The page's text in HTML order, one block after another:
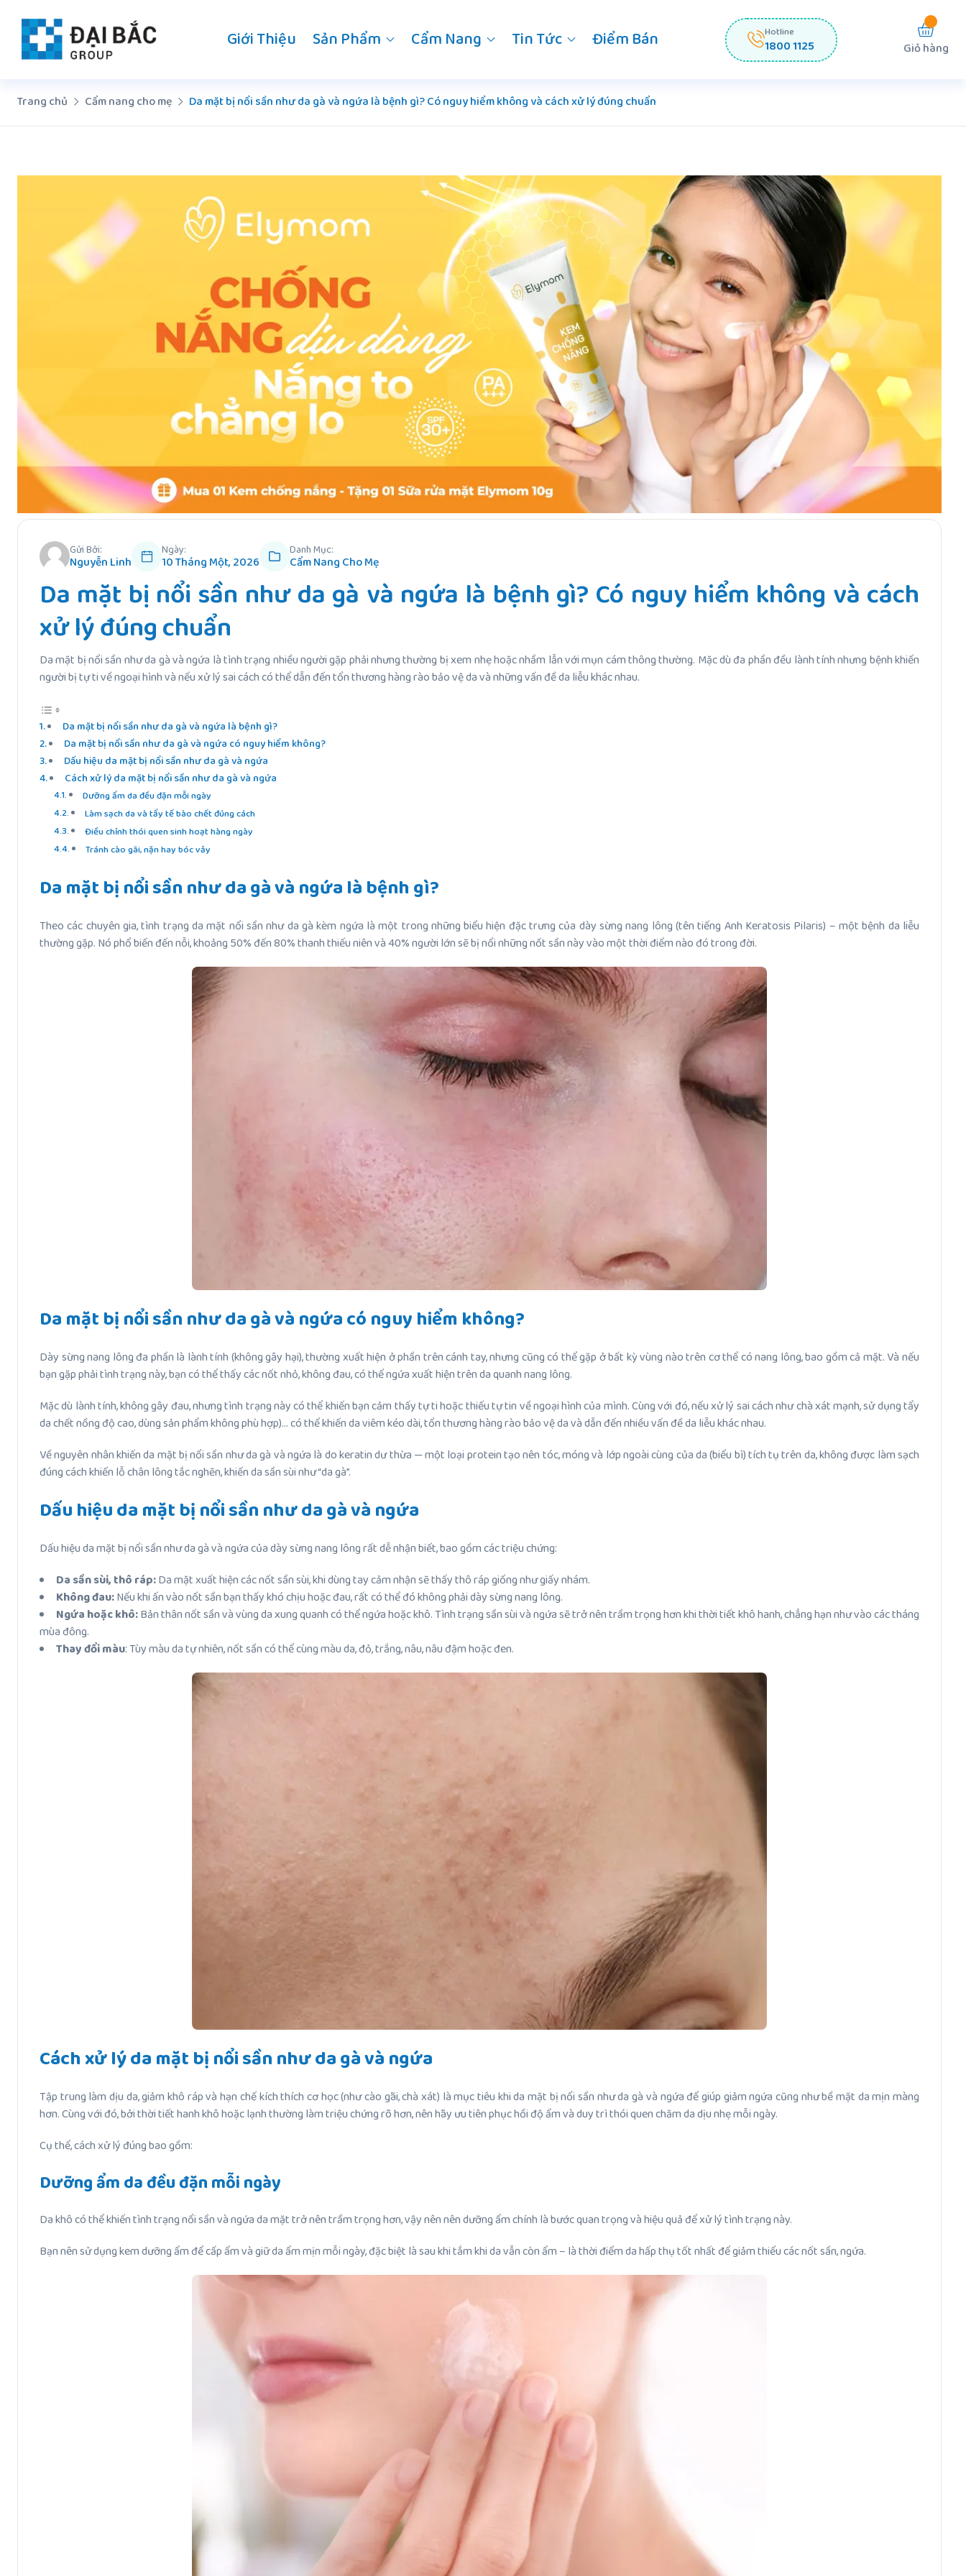
dung
Giới Thiệu Sản Phẩm Cẩm Nang Tin Tức Điểm Bán Hotline
1800 1125 Giỏ hàng
Trang chủ Cẩm nang cho mẹ Da mặt bị nổi sần như da gà và ngứa là bệnh gì? Có nguy hiểm không và cách xử lý đúng chuẩn
Gửi Bởi:
Nguyễn Linh
Ngày:
10 Tháng Một, 2026
Danh Mục:
Cẩm Nang Cho Mẹ
Da mặt bị nổi sần như da gà và ngứa là bệnh gì? Có nguy hiểm không và cách
xử lý đúng chuẩn
Da mặt bị nổi sần như da gà và ngứa là tình trạng nhiều người gặp phải nhưng thường bị xem nhẹ hoặc nhầm lẫn với mụn cám thông thường. Mặc dù đa phần đều lành tính nhưng bệnh khiến
người bị tự ti về ngoại hình và nếu xử lý sai cách có thể dẫn đến tổn thương hàng rào bảo vệ da và những vấn đề da liễu khác nhau.
Da mặt bị nổi sần như da gà và ngứa là bệnh gì?
Da mặt bị nổi sần như da gà và ngứa có nguy hiểm không?
Dấu hiệu da mặt bị nổi sần như da gà và ngứa
Cách xử lý da mặt bị nổi sần như da gà và ngứa
Dưỡng ẩm da đều đặn mỗi ngày
Làm sạch da và tẩy tế bào chết đúng cách
Điều chỉnh thói quen sinh hoạt hàng ngày
Tránh cào gãi, nặn hay bóc vảy
Da mặt bị nổi sần như da gà và ngứa là bệnh gì?
Theo các chuyên gia, tình trạng da mặt nổi sần như da gà kèm ngứa là một trong những biểu hiện đặc trưng của dày sừng nang lông (tên tiếng Anh Keratosis Pilaris) – một bệnh da liễu
thường gặp. Nó phổ biến đến nỗi, khoảng 50% đến 80% thanh thiếu niên và 40% người lớn sẽ bị nổi những nốt sần này vào một thời điểm nào đó trong đời.
Da mặt bị nổi sần như da gà và ngứa có nguy hiểm không?
Dày sừng nang lông đa phần là lành tính (không gây hại), thường xuất hiện ở phần trên cánh tay, nhưng cũng có thể gặp ở bất kỳ vùng nào trên cơ thể có nang lông, bao gồm cả mặt. Và nếu
bạn gặp phải tình trạng này, bạn có thể thấy các nốt nhỏ, không đau, có thể ngứa xuất hiện trên da quanh nang lông.
Mặc dù lành tính, không gây đau, nhưng tình trạng này có thể khiến bạn cảm thấy tự ti hoặc thiếu tự tin về ngoại hình của mình. Cùng với đó, nếu xử lý sai cách như chà xát mạnh, sử dụng tẩy
da chết nồng độ cao, dùng sản phẩm không phù hợp)… có thể khiến da viêm kéo dài, tổn thương hàng rào bảo vệ da và dẫn đến nhiều vấn đề da liễu khác nhau.
Về nguyên nhân khiến da mặt bị nổi sần như da gà và ngứa là do keratin dư thừa — một loại protein tạo nên tóc, móng và lớp ngoài cùng của da (biểu bì) tích tụ trên da, không được làm sạch
đúng cách khiến lỗ chân lông tắc nghẽn, khiến da sần sùi như “da gà”.
Dấu hiệu da mặt bị nổi sần như da gà và ngứa
Dấu hiệu da mặt bị nổi sần như da gà và ngứa của dày sừng nang lông rất dễ nhận biết, bao gồm các triệu chứng:
Da sần sùi, thô ráp:Da mặt xuất hiện các nốt sần sùi, khi dùng tay cảm nhận sẽ thấy thô ráp giống như giấy nhám.
Không đau:Nếu khi ấn vào nốt sần bạn thấy khó chịu hoặc đau, rất có thể đó không phải dày sừng nang lông.
Ngứa hoặc khô:Bản thân nốt sần và vùng da xung quanh có thể ngứa hoặc khô. Tình trạng sần sùi và ngứa sẽ trở nên trầm trọng hơn khi thời tiết khô hanh, chẳng hạn như vào các tháng
mùa đông.
Thay đổi màu: Tùy màu da tự nhiên, nốt sần có thể cùng màu da, đỏ, trắng, nâu, nâu đậm hoặc đen.
Cách xử lý da mặt bị nổi sần như da gà và ngứa
Tập trung làm dịu da, giảm khô ráp và hạn chế kích thích cơ học (như cào gãi, chà xát) là mục tiêu khi da mặt bị nổi sần như da gà và ngứa để giúp giảm ngứa cũng như bề mặt da mịn màng
hơn. Cùng với đó, bởi thời tiết hanh khô hoặc lạnh thường làm triệu chứng rõ hơn, nên hãy ưu tiên phục hồi độ ẩm và duy trì thói quen chăm da dịu nhẹ mỗi ngày.
Cụ thể, cách xử lý đúng bao gồm:
Dưỡng ẩm da đều đặn mỗi ngày
Da khô có thể khiến tình trạng nổi sần và ngứa da mặt trở nên trầm trọng hơn, vậy nên nên dưỡng ẩm chính là bước quan trọng và hiệu quả để xử lý tình trạng này.
Bạn nên sử dụng kem dưỡng ẩm để cấp ẩm và giữ da ẩm mịn mỗi ngày, đặc biệt là sau khi tắm khi da vẫn còn ẩm – là thời điểm da hấp thụ tốt nhất để giảm thiểu các nốt sần, ngứa.